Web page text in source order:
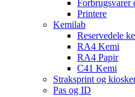
Forbrugsvarer
Printere
Kemilab
Reservedele
RA4 Kemi
RA4 Papir
C41 Kemi
Straksprint og
Pas og ID